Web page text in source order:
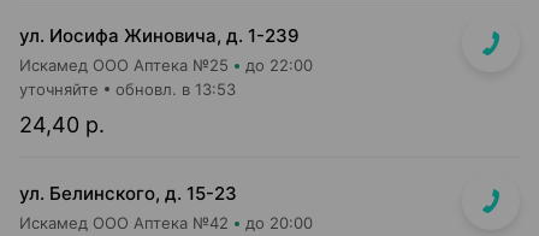
ул. Иосифа Жиновича, д. 1-239
Искамед ООО Аптека №25 до 22:00
24,40 р.
уточняйте обновл. в 13:53
ул. Белинского, д. 15-23
Искамед ООО Аптека №42 до 20:00